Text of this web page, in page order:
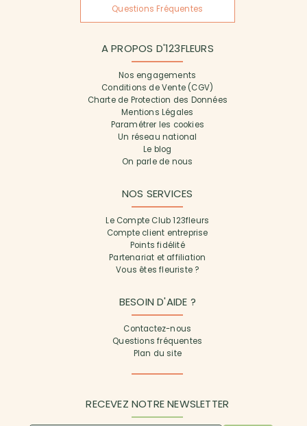
Questions Fréquentes
A PROPOS D'123FLEURS
Nos engagements
Conditions de Vente (CGV)
Charte de Protection des Données
Mentions Légales
Paramétrer les cookies
Un réseau national
Le blog
On parle de nous
NOS SERVICES
Le Compte Club 123fleurs
Compte client entreprise
Points fidélité
Partenariat et affiliation
Vous êtes fleuriste ?
BESOIN D'AIDE ?
Contactez-nous
Questions fréquentes
Plan du site
RECEVEZ NOTRE NEWSLETTER